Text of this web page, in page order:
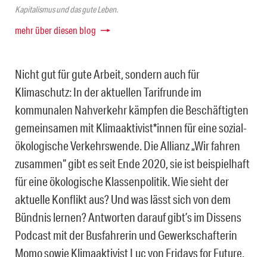
Kapitalismus und das gute Leben.
mehr über diesen blog
Nicht gut für gute Arbeit, sondern auch für
Klimaschutz: In der aktuellen Tarifrunde im
kommunalen Nahverkehr kämpfen die Beschäftigten
gemeinsamen mit Klimaaktivist*innen für eine sozial-
ökologische Verkehrswende. Die Allianz „Wir fahren
zusammen“ gibt es seit Ende 2020, sie ist beispielhaft
für eine ökologische Klassenpolitik. Wie sieht der
aktuelle Konflikt aus? Und was lässt sich von dem
Bündnis lernen? Antworten darauf gibt’s im Dissens
Podcast mit der Busfahrerin und Gewerkschafterin
Momo sowie Klimaaktivist Luc von Fridays for Future.